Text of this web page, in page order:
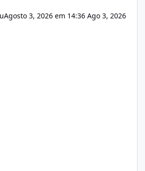
Agosto 3, 2026 em 14:36 Ago 3, 2026